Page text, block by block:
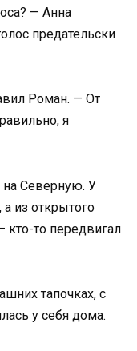
— Анна
предательски
Роман. — От
я
Северную. У
из открытого
кто-то передвигал
тапочках, с
у себя дома.